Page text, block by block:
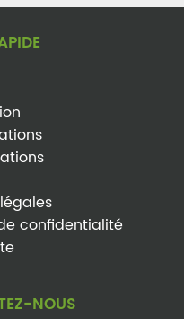
confidentialité
NOUS